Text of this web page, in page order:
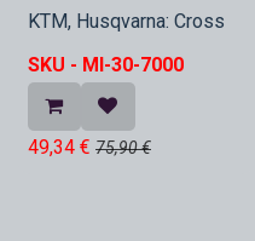
KTM, Husqvarna: Cross
SKU - MI-30-7000
49,34 € 75,90€